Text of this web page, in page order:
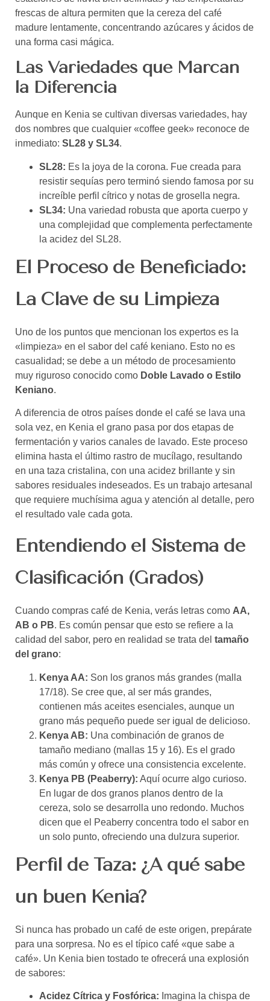
frescas de altura permiten que la cereza del café
madure lentamente, concentrando azúcares y ácidos de
una forma casi mágica.
Las Variedades que Marcan
la Diferencia
Aunque en Kenia se cultivan diversas variedades, hay
dos nombres que cualquier «coffee geek» reconoce de
inmediato: SL28 y SL34.
SL28: Es la joya de la corona. Fue creada para
resistir sequías pero terminó siendo famosa por su
increíble perfil cítrico y notas de grosella negra.
SL34: Una variedad robusta que aporta cuerpo y
una complejidad que complementa perfectamente
la acidez del SL28.
El Proceso de Beneficiado:
La Clave de su Limpieza
Uno de los puntos que mencionan los expertos es la
«limpieza» en el sabor del café keniano. Esto no es
casualidad; se debe a un método de procesamiento
muy riguroso conocido como Doble Lavado o Estilo
Keniano.
A diferencia de otros países donde el café se lava una
sola vez, en Kenia el grano pasa por dos etapas de
fermentación y varios canales de lavado. Este proceso
elimina hasta el último rastro de mucílago, resultando
en una taza cristalina, con una acidez brillante y sin
sabores residuales indeseados. Es un trabajo artesanal
que requiere muchísima agua y atención al detalle, pero
el resultado vale cada gota.
Entendiendo el Sistema de
Clasificación (Grados)
Cuando compras café de Kenia, verás letras como AA,
AB o PB. Es común pensar que esto se refiere a la
calidad del sabor, pero en realidad se trata del tamaño
del grano:
Kenya AA: Son los granos más grandes (malla
17/18). Se cree que, al ser más grandes,
contienen más aceites esenciales, aunque un
grano más pequeño puede ser igual de delicioso.
Kenya AB: Una combinación de granos de
tamaño mediano (mallas 15 y 16). Es el grado
más común y ofrece una consistencia excelente.
Kenya PB (Peaberry): Aquí ocurre algo curioso.
En lugar de dos granos planos dentro de la
cereza, solo se desarrolla uno redondo. Muchos
dicen que el Peaberry concentra todo el sabor en
un solo punto, ofreciendo una dulzura superior.
Perfil de Taza: ¿A qué sabe
un buen Kenia?
Si nunca has probado un café de este origen, prepárate
para una sorpresa. No es el típico café «que sabe a
café». Un Kenia bien tostado te ofrecerá una explosión
de sabores:
Acidez Cítrica y Fosfórica: Imagina la chispa de